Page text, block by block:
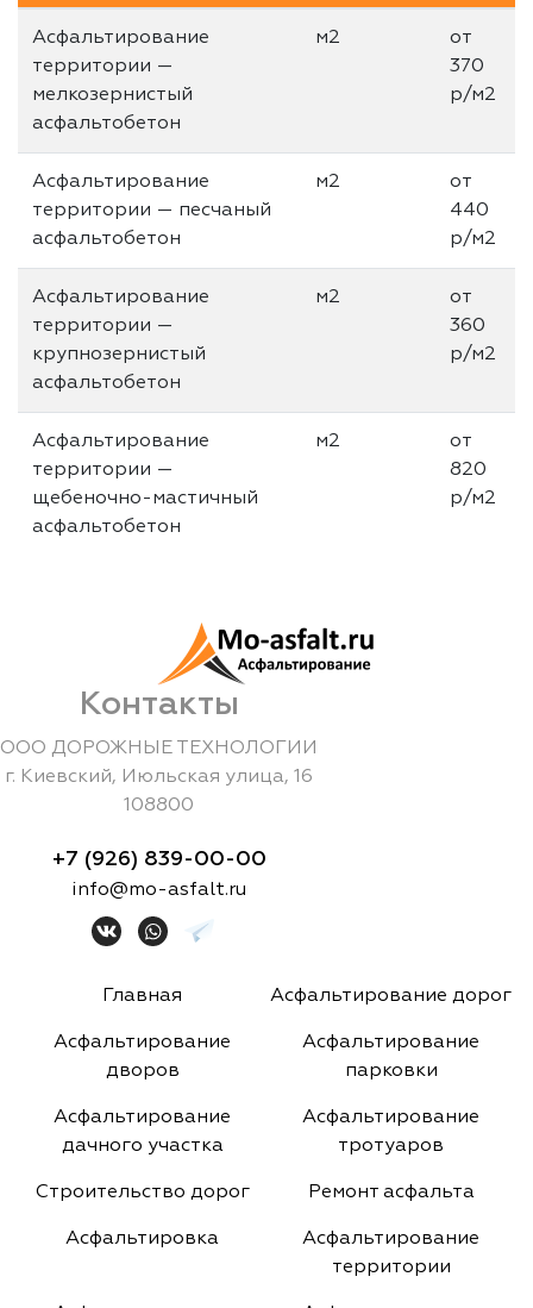
Асфальтирование
территории —
мелкозернистый
асфальтобетон
м2
от
370
р/м2
Асфальтирование
территории — песчаный
асфальтобетон
м2
от
440
р/м2
Асфальтирование
территории —
крупнозернистый
асфальтобетон
м2
от
360
р/м2
Асфальтирование
территории —
щебеночно-мастичный
асфальтобетон
м2
от
820
р/м2
Контакты
ООО ДОРОЖНЫЕ ТЕХНОЛОГИИ
г. Киевский, Июльская улица, 16
108800
+7 (926) 839-00-00
info@mo-asfalt.ru
Главная Асфальтирование дорог
Асфальтирование
дворов
Асфальтирование
парковки
Асфальтирование
дачного участка
Асфальтирование
тротуаров
Строительство дорог Ремонт асфальта
Асфальтировка
Асфальтирование
территории